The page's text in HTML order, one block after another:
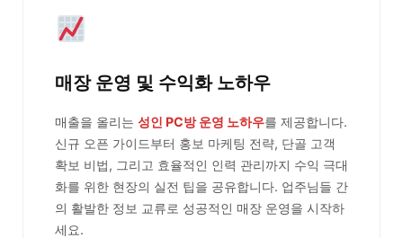
매장 운영 및 수익화 노하우
매출을 올리는 성인 PC방 운영 노하우를 제공합니다.
신규 오픈 가이드부터 홍보 마케팅 전략, 단골 고객
확보 비법, 그리고 효율적인 인력 관리까지 수익 극대
화를 위한 현장의 실전 팁을 공유합니다. 업주님들 간
의 활발한 정보 교류로 성공적인 매장 운영을 시작하
세요.